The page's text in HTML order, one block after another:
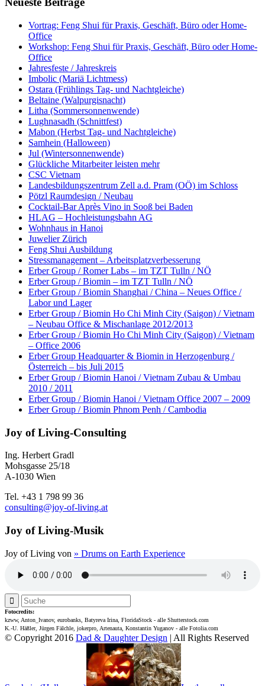
Vortrag: Feng Shui für Praxis, Geschäft, Büro oder Home-
Office
Workshop: Feng Shui für Praxis, Geschäft, Büro oder Home-
Office
Jahresfeste / Jahreskreis
Imbolic (Mariä Lichtmess)
Ostara (Frühlings Tag- und Nachtgleiche)
Beltaine (Walpurgisnacht)
Litha (Sommersonnenwende)
Lughnasadh (Schnittfest)
Mabon (Herbst Tag- und Nachtgleiche)
Samhein (Halloween)
Jul (Wintersonnenwende)
Glückliche Mitarbeiter leisten mehr
CSC Vietnam
Landesbildungszentrum Zell a.d. Pram (OÖ) im Schloss
Pötzl Raumdesign / Neubau
Cocktail-Bar Après Vino in Sooß bei Baden
HLAG – Hochleistungsbahn AG
Wohnhaus in Hanoi
Juwelier Zürich
Feng Shui Ausbildung
Stressmanagement – Arbeitsplatzverbesserung
Erber Group / Romer Labs – im TZT Tulln / NÖ
Erber Group / Biomin – im TZT Tulln / NÖ
Erber Group / Biomin Shanghai / China – Neues Office /
Labor und Lager
Erber Group / Biomin Ho Chi Minh City (Saigon) / Vietnam
– Neubau Office & Mischanlage 2012/2013
Erber Group / Biomin Ho Chi Minh City (Saigon) / Vietnam
– Office 2006
Erber Group Headquarter & Biomin in Herzogenburg /
Österreich – bis Juli 2015
Erber Group / Biomin Hanoi / Vietnam Zubau & Umbau
2010 / 2011
Erber Group / Biomin Hanoi / Vietnam Office 2007 – 2009
Erber Group / Biomin Phnom Penh / Cambodia
Joy of Living-Consulting
Ing. Herbert Gradl
Mohsgasse 25/18
A-1030 Wien
Tel. +43 1 798 99 36
consulting@joy-of-living.at
Joy of Living-Musik
Joy of Living von » Drums on Earth Experience
Fotocredits:
kzww, Anton_Ivanov, eurobanks, Batyreva Irina, FloridaStock - alle Shutterstock.com
K.-U. Häßler, Jürgen Fälchle, jokerpro, Artenauta, Konstantin Yuganov - alle Fotolia.com
© Copyright 2016 Dad & Daughter Design | All Rights Reserved